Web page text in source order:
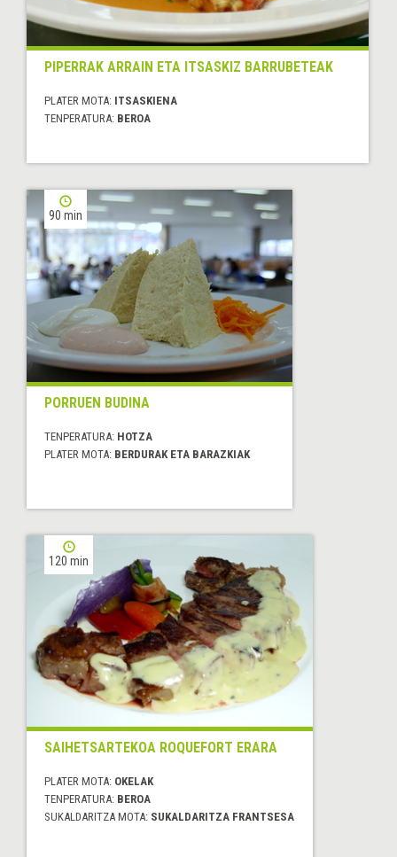
PIPERRAK ARRAIN ETA ITSASKIZ BARRUBETEAK
PLATER MOTA: ITSASKIENA
TENPERATURA: BEROA
90 min
PORRUEN BUDINA
TENPERATURA: HOTZA
PLATER MOTA: BERDURAK ETA BARAZKIAK
120 min
SAIHETSARTEKOA ROQUEFORT ERARA
PLATER MOTA: OKELAK
TENPERATURA: BEROA
SUKALDARITZA MOTA: SUKALDARITZA FRANTSESA